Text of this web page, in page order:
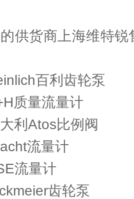
供货商上海维特
百利齿轮泵
质量流量计
利Atos比例阀
流量计
流量计
齿轮泵